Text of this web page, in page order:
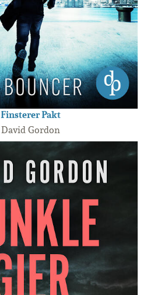
Finsterer Pakt
David Gordon